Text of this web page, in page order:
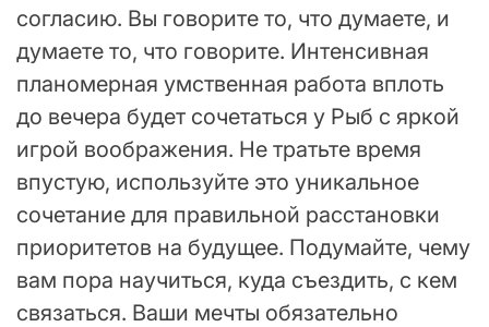
согласию. Вы говорите то, что думаете, и
думаете то, что говорите. Интенсивная
планомерная умственная работа вплоть
до вечера будет сочетаться у Рыб с яркой
игрой воображения. Не тратьте время
впустую, используйте это уникальное
сочетание для правильной расстановки
приоритетов на будущее. Подумайте, чему
вам пора научиться, куда съездить, с кем
связаться. Ваши мечты обязательно